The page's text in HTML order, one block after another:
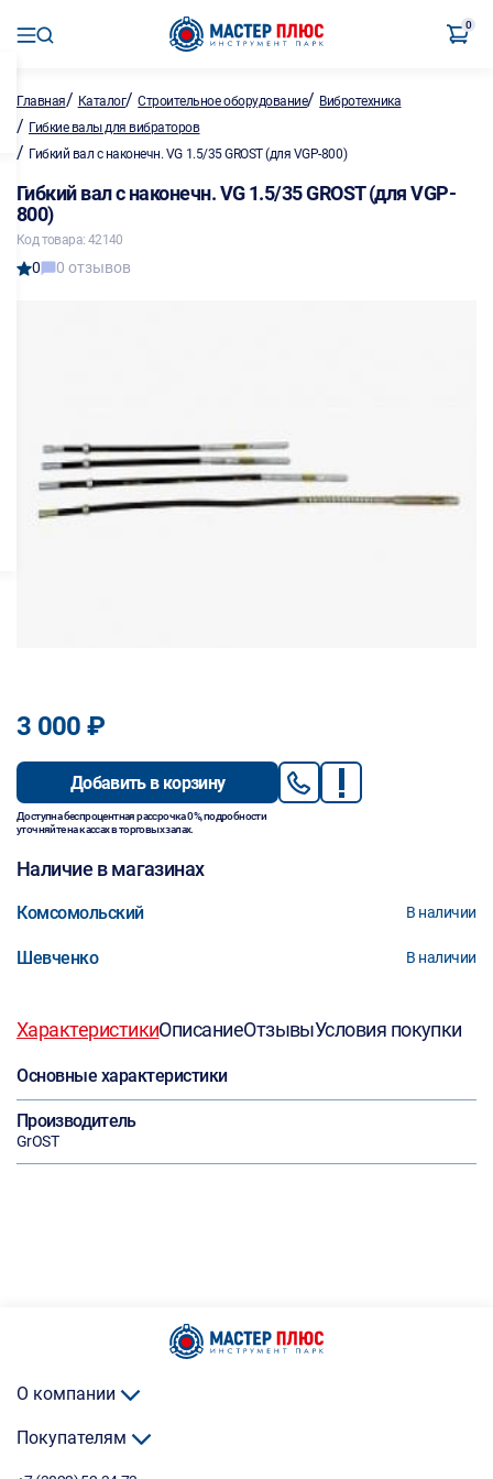
0
Главная/ Каталог/Строительное оборудование/ Вибротехника
/ Гибкие валы для вибраторов
/ Гибкий вал с наконечн. VG 1.5/35 GROST (для VGP-800)
Гибкий вал с наконечн. VG 1.5/35 GROST (для VGP-
800)
Код товара: 42140
0 0 отзывов
3 000 ₽
Добавить в корзину
Доступна беспроцентная рассрочка 0%, подробности
уточняйте на кассах в торговых залах.
Наличие в магазинах
Комсомольский В наличии
Шевченко В наличии
ХарактеристикиОписаниеОтзывыУсловия покупки
Основные характеристики
Производитель
GrOST
О компании
Покупателям